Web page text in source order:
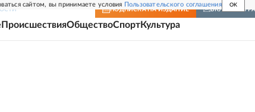
сайтом, вы принимаете условия Пользовательского соглашения OK
ПОДПИСКА НА ИЗДАНИЕ ВКЛЮЧИТЬ
ПроисшествияОбществоСпортКультура